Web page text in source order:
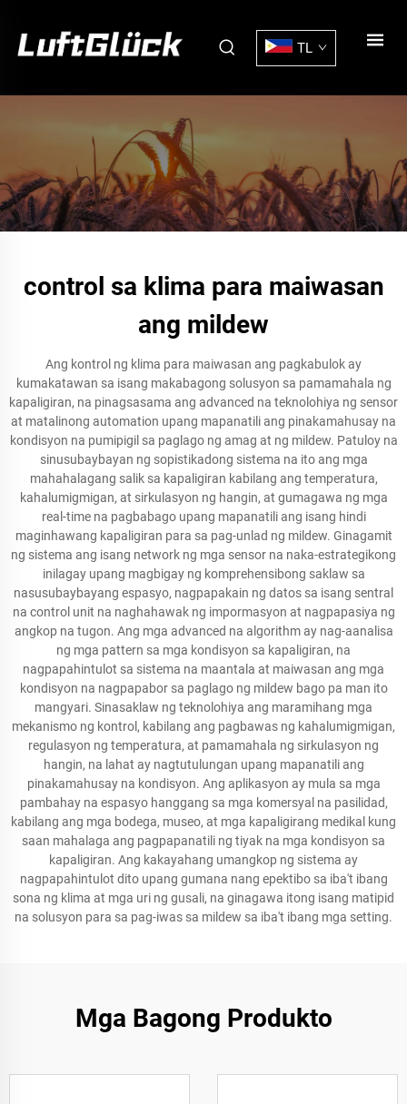
TL
control sa klima para maiwasan
ang mildew
Ang kontrol ng klima para maiwasan ang pagkabulok ay
kumakatawan sa isang makabagong solusyon sa pamamahala ng
kapaligiran, na pinagsasama ang advanced na teknolohiya ng sensor
at matalinong automation upang mapanatili ang pinakamahusay na
kondisyon na pumipigil sa paglago ng amag at ng mildew. Patuloy na
sinusubaybayan ng sopistikadong sistema na ito ang mga
mahahalagang salik sa kapaligiran kabilang ang temperatura,
kahalumigmigan, at sirkulasyon ng hangin, at gumagawa ng mga
real-time na pagbabago upang mapanatili ang isang hindi
maginhawang kapaligiran para sa pag-unlad ng mildew. Ginagamit
ng sistema ang isang network ng mga sensor na naka-estrategikong
inilagay upang magbigay ng komprehensibong saklaw sa
nasusubaybayang espasyo, nagpapakain ng datos sa isang sentral
na control unit na naghahawak ng impormasyon at nagpapasiya ng
angkop na tugon. Ang mga advanced na algorithm ay nag-aanalisa
ng mga pattern sa mga kondisyon sa kapaligiran, na
nagpapahintulot sa sistema na maantala at maiwasan ang mga
kondisyon na nagpapabor sa paglago ng mildew bago pa man ito
mangyari. Sinasaklaw ng teknolohiya ang maramihang mga
mekanismo ng kontrol, kabilang ang pagbawas ng kahalumigmigan,
regulasyon ng temperatura, at pamamahala ng sirkulasyon ng
hangin, na lahat ay nagtutulungan upang mapanatili ang
pinakamahusay na kondisyon. Ang aplikasyon ay mula sa mga
pambahay na espasyo hanggang sa mga komersyal na pasilidad,
kabilang ang mga bodega, museo, at mga kapaligirang medikal kung
saan mahalaga ang pagpapanatili ng tiyak na mga kondisyon sa
kapaligiran. Ang kakayahang umangkop ng sistema ay
nagpapahintulot dito upang gumana nang epektibo sa iba't ibang
sona ng klima at mga uri ng gusali, na ginagawa itong isang matipid
na solusyon para sa pag-iwas sa mildew sa iba't ibang mga setting.
Mga Bagong Produkto